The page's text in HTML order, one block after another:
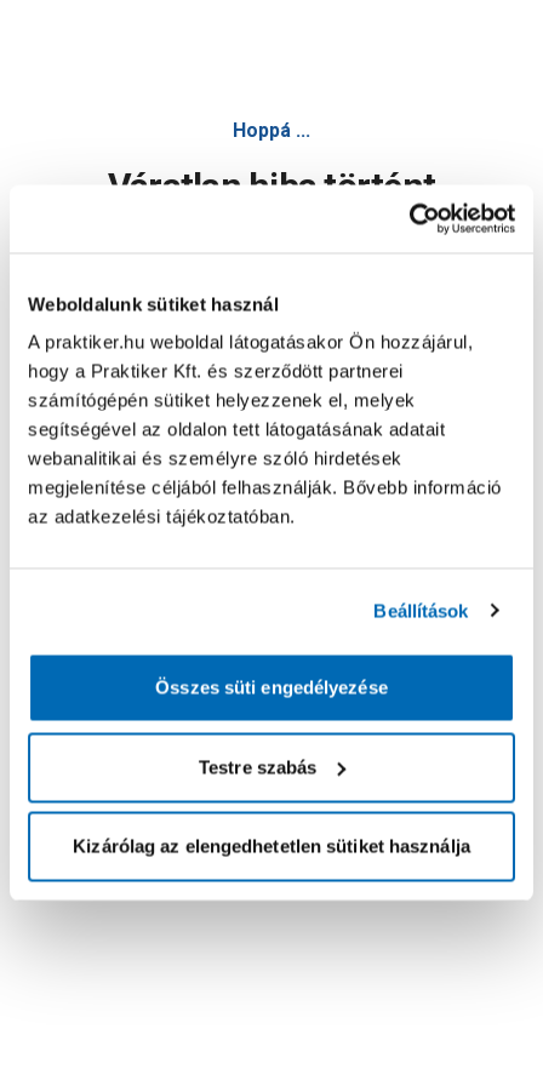
Weboldalunk sütiket használ
A praktiker.hu weboldal látogatásakor Ön hozzájárul,
hogy a Praktiker Kft. és szerződött partnerei
számítógépén sütiket helyezzenek el, melyek
segítségével az oldalon tett látogatásának adatait
webanalitikai és személyre szóló hirdetések
megjelenítése céljából felhasználják. Bővebb információ
az adatkezelési tájékoztatóban.
Beállítások
Összes süti engedélyezése
Testre szabás
Kizárólag az elengedhetetlen sütiket használja
Hoppá ...
Váratlan hiba történt
Oldal újratöltése